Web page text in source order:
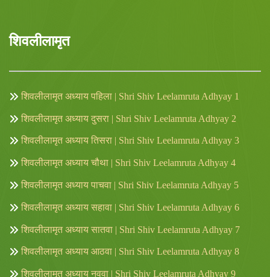
शिवलीलामृत
शिवलीलामृत अध्याय पहिला | Shri Shiv Leelamruta Adhyay 1
शिवलीलामृत अध्याय दुसरा | Shri Shiv Leelamruta Adhyay 2
शिवलीलामृत अध्याय तिसरा | Shri Shiv Leelamruta Adhyay 3
शिवलीलामृत अध्याय चौथा | Shri Shiv Leelamruta Adhyay 4
शिवलीलामृत अध्याय पाचवा | Shri Shiv Leelamruta Adhyay 5
शिवलीलामृत अध्याय सहावा | Shri Shiv Leelamruta Adhyay 6
शिवलीलामृत अध्याय सातवा | Shri Shiv Leelamruta Adhyay 7
शिवलीलामृत अध्याय आठवा | Shri Shiv Leelamruta Adhyay 8
शिवलीलामृत अध्याय नववा | Shri Shiv Leelamruta Adhyay 9